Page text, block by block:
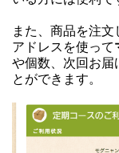
また、商品を注
アドレスを使って
や個数、次回お届
とができます。